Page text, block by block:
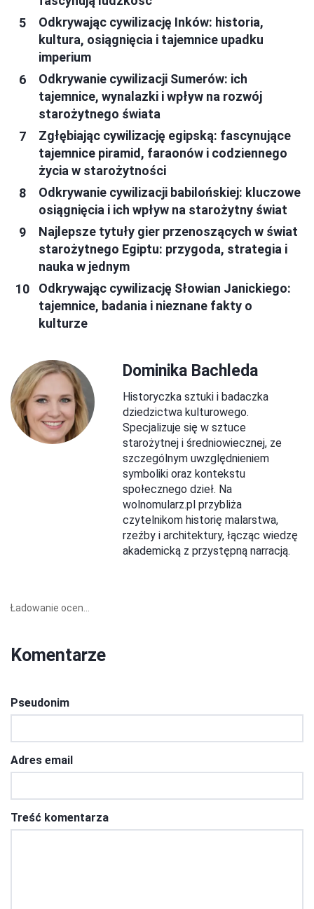
Odkrywając cywilizację Inków: historia,
kultura, osiągnięcia i tajemnice upadku
imperium
Odkrywanie cywilizacji Sumerów: ich
tajemnice, wynalazki i wpływ na rozwój
starożytnego świata
Zgłębiając cywilizację egipską: fascynujące
tajemnice piramid, faraonów i codziennego
życia w starożytności
Odkrywanie cywilizacji babilońskiej: kluczowe
osiągnięcia i ich wpływ na starożytny świat
Najlepsze tytuły gier przenoszących w świat
starożytnego Egiptu: przygoda, strategia i
nauka w jednym
Odkrywając cywilizację Słowian Janickiego:
tajemnice, badania i nieznane fakty o
kulturze
Dominika Bachleda
Historyczka sztuki i badaczka
dziedzictwa kulturowego.
Specjalizuje się w sztuce
starożytnej i średniowiecznej, ze
szczególnym uwzględnieniem
symboliki oraz kontekstu
społecznego dzieł. Na
wolnomularz.pl przybliża
czytelnikom historię malarstwa,
rzeźby i architektury, łącząc wiedzę
akademicką z przystępną narracją.
Ładowanie ocen...
Komentarze
Pseudonim
Adres email
Treść komentarza